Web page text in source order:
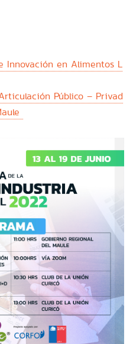
Innovación en Alimentos L
Público – Privad